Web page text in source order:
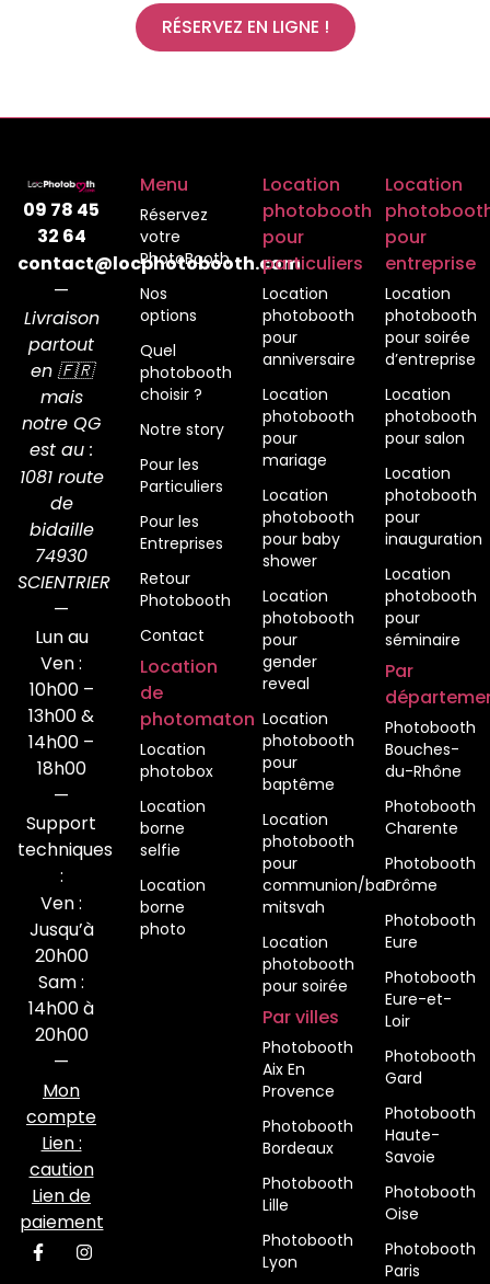
RÉSERVEZ EN LIGNE !
09 78 45
32 64
contact@locphotobooth.com
—
Livraison
partout
en 🇫🇷
mais
notre QG
est au :
1081 route
de
bidaille
74930
SCIENTRIER
—
Lun au
Ven :
10h00 –
13h00 &
14h00 –
18h00
—
Support
techniques
:
Ven :
Jusqu’à
20h00
Sam :
14h00 à
20h00
—
Mon
compte
Lien :
caution
Lien de
paiement
Menu
Réservez
votre
PhotoBooth
Nos
options
Quel
photobooth
choisir ?
Notre story
Pour les
Particuliers
Pour les
Entreprises
Retour
Photobooth
Contact
Location
de
photomaton
Location
photobox
Location
borne
selfie
Location
borne
photo
Location
photobooth
pour
particuliers
Location
photobooth
pour
anniversaire
Location
photobooth
pour
mariage
Location
photobooth
pour baby
shower
Location
photobooth
pour
gender
reveal
Location
photobooth
pour
baptême
Location
photobooth
pour
communion/bar
mitsvah
Location
photobooth
pour soirée
Par villes
Photobooth
Aix En
Provence
Photobooth
Bordeaux
Photobooth
Lille
Photobooth
Lyon
Location
pour
entreprise
Location
photobooth
pour soirée
d’entreprise
Location
photobooth
pour salon
Location
photobooth
pour
inauguration
Location
photobooth
pour
séminaire
Par
Photobooth
Bouches-
du-Rhône
Photobooth
Charente
Photobooth
Drôme
Photobooth
Eure
Photobooth
Eure-et-
Loir
Photobooth
Gard
Photobooth
Haute-
Savoie
Photobooth
Oise
Photobooth
Paris